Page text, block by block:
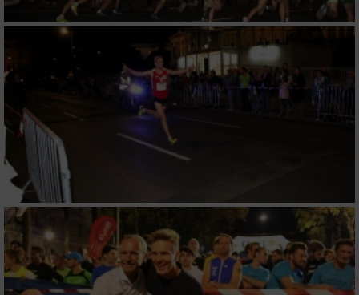
Notwendig
Funktional
Werbung